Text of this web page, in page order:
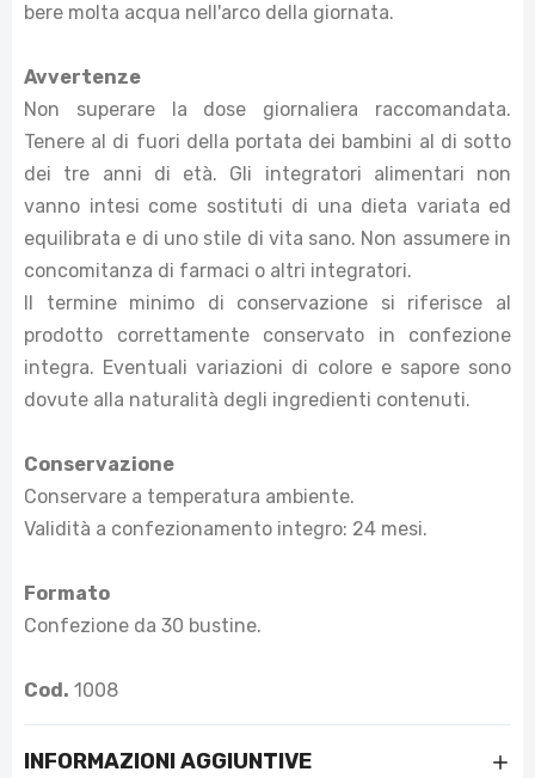
bere molta acqua nell'arco della giornata.
Avvertenze
Non superare la dose giornaliera raccomandata.
Tenere al di fuori della portata dei bambini al di sotto
dei tre anni di età. Gli integratori alimentari non
vanno intesi come sostituti di una dieta variata ed
equilibrata e di uno stile di vita sano. Non assumere in
concomitanza di farmaci o altri integratori.
Il termine minimo di conservazione si riferisce al
prodotto correttamente conservato in confezione
integra. Eventuali variazioni di colore e sapore sono
dovute alla naturalità degli ingredienti contenuti.
Conservazione
Conservare a temperatura ambiente.
Validità a confezionamento integro: 24 mesi.
Formato
Confezione da 30 bustine.
Cod. 1008
INFORMAZIONI AGGIUNTIVE